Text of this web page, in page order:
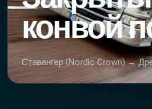
конвой
Ставангер (Nordic Crown) →